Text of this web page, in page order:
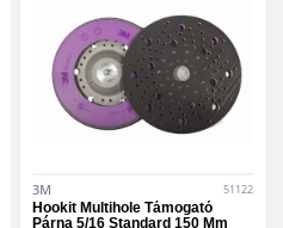
3M 51122
Hookit Multihole Támogató
Párna 5/16 Standard 150 Mm